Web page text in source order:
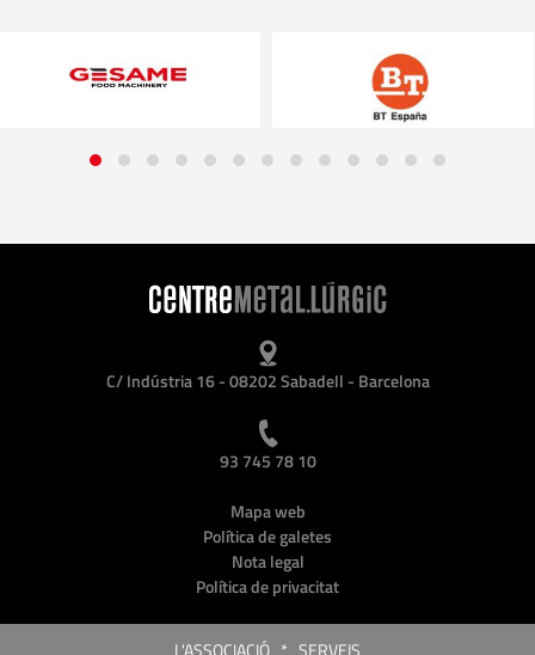
C/ Indústria 16 - 08202 Sabadell - Barcelona
93 745 78 10
Mapa web
Política de galetes
Nota legal
Política de privacitat
L'ASSOCIACIÓ * SERVEIS